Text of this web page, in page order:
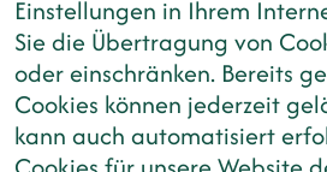
Einstellungen in Ihrem
Sie die Übertragung von
oder einschränken. Bereits
Cookies können jederzeit
kann auch automatisiert